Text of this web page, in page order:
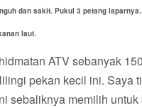
dan sakit. Pukul 3 petang
laut.
ATV sebanyak
pekan kecil ini. Saya
sebaliknya memilih